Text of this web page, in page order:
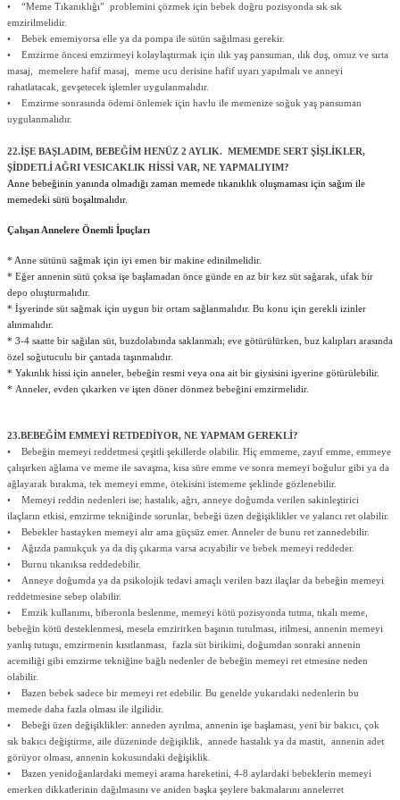
• “Meme Tıkanıklığı” problemini çözmek için bebek doğru pozisyonda sık sık
emzirilmelidir.
• Bebek ememiyorsa elle ya da pompa ile sütün sağılması gerekir.
• Emzirme öncesi emzirmeyi kolaylaştırmak için ılık yaş pansuman, ılık duş, omuz ve sırta
masaj, memelere hafif masaj, meme ucu derisine hafif uyarı yapılmalı ve anneyi
rahatlatacak, gevşetecek işlemler uygulanmalıdır.
• Emzirme sonrasında ödemi önlemek için havlu ile memenize soğuk yaş pansuman
uygulanmalıdır.
22.İŞE BAŞLADIM, BEBEĞİM HENÜZ 2 AYLIK. MEMEMDE SERT ŞİŞLİKLER,
ŞİDDETLİ AĞRI VESICAKLIK HİSSİ VAR, NE YAPMALIYIM?
Anne bebeğinin yanında olmadığı zaman memede tıkanıklık oluşmaması için sağım ile
memedeki sütü boşaltmalıdır.
Çalışan Annelere Önemli İpuçları
* Anne sütünü sağmak için iyi emen bir makine edinilmelidir.
* Eğer annenin sütü çoksa işe başlamadan önce günde en az bir kez süt sağarak, ufak bir
depo oluşturmalıdır.
* İşyerinde süt sağmak için uygun bir ortam sağlanmalıdır. Bu konu için gerekli izinler
alınmalıdır.
* 3-4 saatte bir sağılan süt, buzdolabında saklanmalı; eve götürülürken, buz kalıpları arasında
özel soğutuculu bir çantada taşınmalıdır.
* Yakınlık hissi için anneler, bebeğin resmi veya ona ait bir giysisini işyerine götürülebilir.
* Anneler, evden çıkarken ve işten döner dönmez bebeğini emzirmelidir.
23.BEBEĞİM EMMEYİ RETDEDİYOR, NE YAPMAM GEREKLİ?
• Bebeğin memeyi reddetmesi çeşitli şekillerde olabilir. Hiç emmeme, zayıf emme, emmeye
çalışırken ağlama ve meme ile savaşma, kısa süre emme ve sonra memeyi boğulur gibi ya da
ağlayarak bırakma, tek memeyi emme, ötekisini istememe şeklinde gözlenebilir.
• Memeyi reddin nedenleri ise; hastalık, ağrı, anneye doğumda verilen sakinleştirici
ilaçların etkisi, emzirme tekniğinde sorunlar, bebeği üzen değişiklikler ve yalancı ret olabilir.
• Bebekler hastayken memeyi alır ama güçsüz emer. Anneler de bunu ret zannedebilir.
• Ağızda pamukçuk ya da diş çıkarma varsa acıyabilir ve bebek memeyi reddeder.
• Burnu tıkanıksa reddedebilir.
• Anneye doğumda ya da psikolojik tedavi amaçlı verilen bazı ilaçlar da bebeğin memeyi
reddetmesine sebep olabilir.
• Emzik kullanımı, biberonla beslenme, memeyi kötü pozisyonda tutma, tıkalı meme,
bebeğin kötü desteklenmesi, mesela emzirirken başının tutulması, itilmesi, annenin memeyi
yanlış tutuşu, emzirmenin kısıtlanması, fazla süt birikimi, doğumdan sonraki annenin
acemiliği gibi emzirme tekniğine bağlı nedenler de bebeğin memeyi ret etmesine neden
olabilir.
• Bazen bebek sadece bir memeyi ret edebilir. Bu genelde yukarıdaki nedenlerin bu
memede daha fazla olması ile ilgilidir.
• Bebeği üzen değişiklikler: anneden ayrılma, annenin işe başlaması, yeni bir bakıcı, çok
sık bakıcı değiştirme, aile düzeninde değişiklik, annede hastalık ya da mastit, annenin adet
görüyor olması, annenin kokusundaki değişiklik.
• Bazen yenidoğanlardaki memeyi arama hareketini, 4-8 aylardaki bebeklerin memeyi
emerken dikkatlerinin dağılmasını ve aniden başka şeylere bakmalarını annelerret